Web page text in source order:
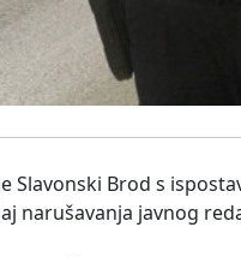
Slavonski Brod s
narušavanja javnog